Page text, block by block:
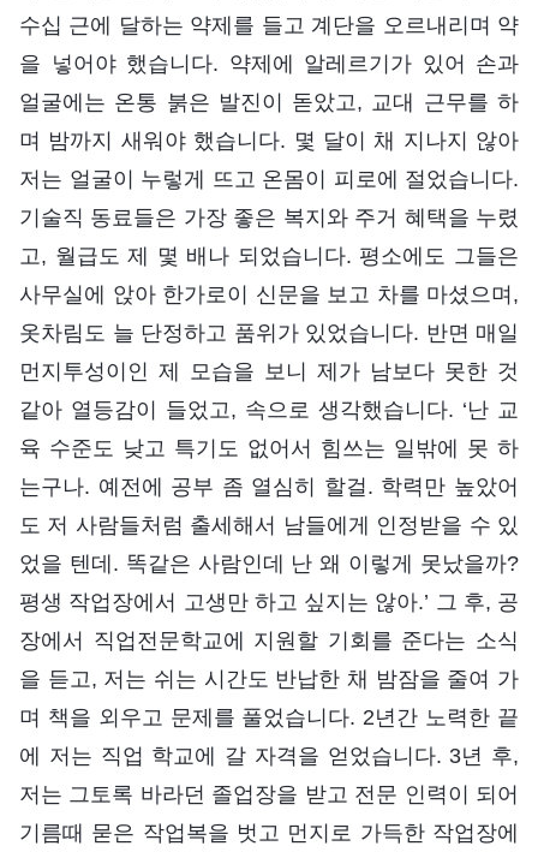
수십 근에 달하는 약제를 들고 계단을 오르내리며 약
을 넣어야 했습니다. 약제에 알레르기가 있어 손과
얼굴에는 온통 붉은 발진이 돋았고, 교대 근무를 하
며 밤까지 새워야 했습니다. 몇 달이 채 지나지 않아
저는 얼굴이 누렇게 뜨고 온몸이 피로에 절었습니다.
기술직 동료들은 가장 좋은 복지와 주거 혜택을 누렸
고, 월급도 제 몇 배나 되었습니다. 평소에도 그들은
사무실에 앉아 한가로이 신문을 보고 차를 마셨으며,
옷차림도 늘 단정하고 품위가 있었습니다. 반면 매일
먼지투성이인 제 모습을 보니 제가 남보다 못한 것
같아 열등감이 들었고, 속으로 생각했습니다. ‘난 교
육 수준도 낮고 특기도 없어서 힘쓰는 일밖에 못 하
는구나. 예전에 공부 좀 열심히 할걸. 학력만 높았어
도 저 사람들처럼 출세해서 남들에게 인정받을 수 있
었을 텐데. 똑같은 사람인데 난 왜 이렇게 못났을까?
평생 작업장에서 고생만 하고 싶지는 않아.’ 그 후, 공
장에서 직업전문학교에 지원할 기회를 준다는 소식
을 듣고, 저는 쉬는 시간도 반납한 채 밤잠을 줄여 가
며 책을 외우고 문제를 풀었습니다. 2년간 노력한 끝
에 저는 직업 학교에 갈 자격을 얻었습니다. 3년 후,
저는 그토록 바라던 졸업장을 받고 전문 인력이 되어
기름때 묻은 작업복을 벗고 먼지로 가득한 작업장에